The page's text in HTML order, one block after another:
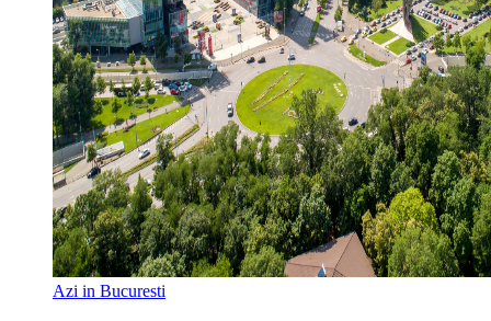
Azi in Bucuresti